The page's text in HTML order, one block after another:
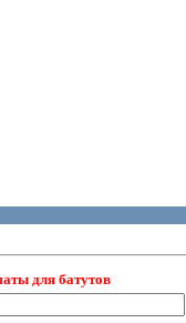
для батутов